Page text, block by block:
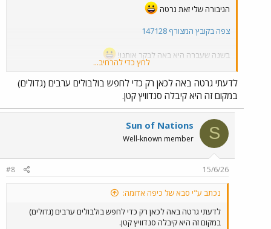
הגיבורה שלי זאת גרטה
צפה בקובץ המצורף 147128
בשנה שעברה היא באה לבקר אותנו!
צפה בקובץ המצורף 147129
לא התרגשתי ככה מביקור בארץ של מישהו מחו"ל מאז הביקור האחרון
של ג'סטין ב-2017
צפה בקובץ המצורף 147133
חולה
טוב, לפחות הם החזירו לי את הכסף על הכרטיס
מעניין מתי הוא יבוא עוד פעם
לחץ כדי להרחיב...
לדעתי גרטה באה לכאן רק כדי לחפש בולבולים ערבים (גדולים)
במקום זה היא קיבלה סנדוויץ קטן.
S
Sun of Nations
Well-known member
15/6/26
#8
נכתב ע"י סבא של כיפה אדומה:
לדעתי גרטה באה לכאן רק כדי לחפש בולבולים ערבים (גדולים)
במקום זה היא קיבלה סנדוויץ קטן.